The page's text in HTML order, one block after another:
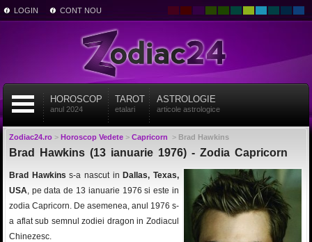
LOGIN CONT NOU
HOROSCOP
anul 2024
TAROT
etalari
ASTROLOGIE
articole astrologice
Zodiac24.ro> Horoscop Vedete> Capricorn > Brad Hawkins
Brad Hawkins (13 ianuarie 1976) - Zodia Capricorn
Brad Hawkins s-a nascut in Dallas, Texas,
USA, pe data de 13 ianuarie 1976 si este in
zodia Capricorn. De asemenea, anul 1976 s-
a aflat sub semnul zodiei dragon in Zodiacul
Chinezesc.